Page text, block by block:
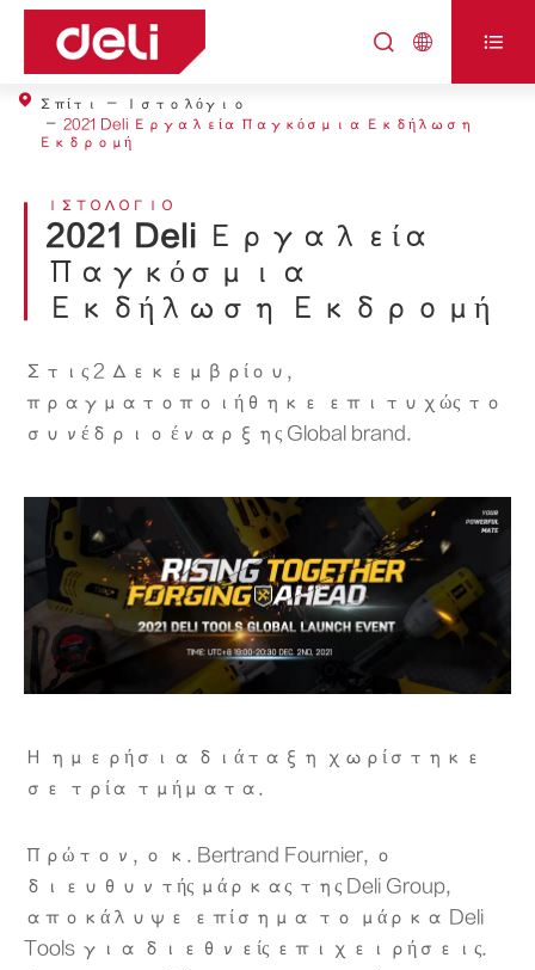
  
Σπίτι
Ιστολόγιο
2021 Deli Εργαλεία Παγκόσμια Εκδήλωση
Εκδρομή
ΙΣΤΟΛΌΓΙΟ
2021 Deli Εργαλεία
Παγκόσμια
Εκδήλωση Εκδρομή
Στις 2 Δεκεμβρίου,
πραγματοποιήθηκε επιτυχώς το
συνέδριο έναρξης Global brand.
Η ημερήσια διάταξη χωρίστηκε
σε τρία τμήματα.
Πρώτον, ο κ. Bertrand Fournier, ο
διευθυντής μάρκας της Deli Group,
αποκάλυψε επίσημα το μάρκα Deli
Tools για διεθνείς επιχειρήσεις.